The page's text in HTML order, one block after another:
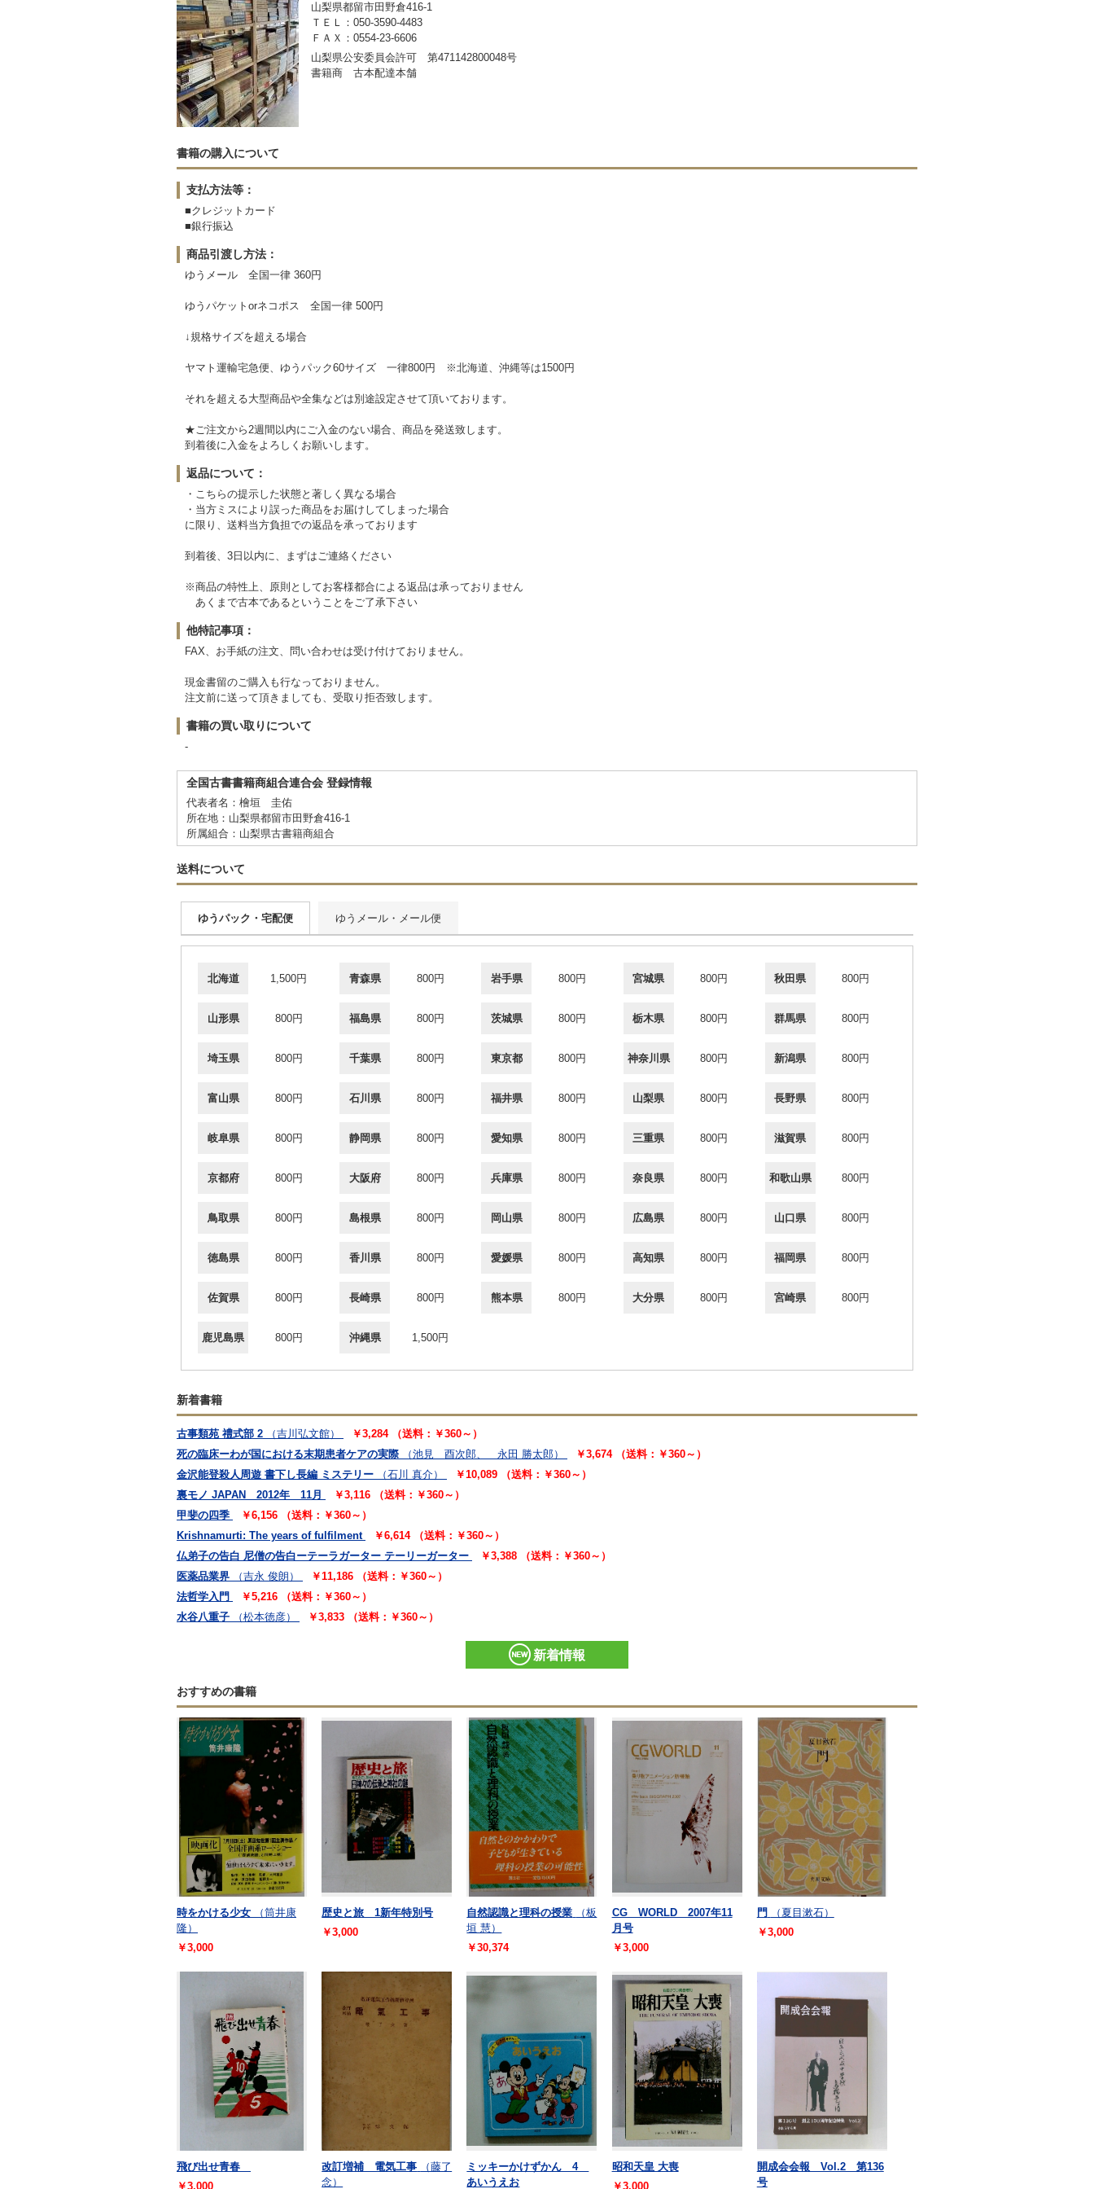
山梨県都留市田野倉416-1
ＴＥＬ：050-3590-4483
ＦＡＸ：0554-23-6606
山梨県公安委員会許可 第471142800048号
書籍商 古本配達本舗
書籍の購入について
支払方法等：
■クレジットカード
■銀行振込
商品引渡し方法：
ゆうメール 全国一律 360円
ゆうパケットorネコポス 全国一律 500円
↓規格サイズを超える場合
ヤマト運輸宅急便、ゆうパック60サイズ 一律800円 ※北海道、沖縄等は1500円
それを超える大型商品や全集などは別途設定させて頂いております。
★ご注文から2週間以内にご入金のない場合、商品を発送致します。
到着後に入金をよろしくお願いします。
返品について：
・こちらの提示した状態と著しく異なる場合
・当方ミスにより誤った商品をお届けしてしまった場合
に限り、送料当方負担での返品を承っております
到着後、3日以内に、まずはご連絡ください
※商品の特性上、原則としてお客様都合による返品は承っておりません
あくまで古本であるということをご了承下さい
他特記事項：
FAX、お手紙の注文、問い合わせは受け付けておりません。
現金書留のご購入も行なっておりません。
注文前に送って頂きましても、受取り拒否致します。
書籍の買い取りについて
-
全国古書書籍商組合連合会 登録情報
代表者名：檜垣 圭佑
所在地：山梨県都留市田野倉416-1
所属組合：山梨県古書籍商組合
送料について
ゆうパック・宅配便 ゆうメール・メール便
北海道 1,500円 青森県 800円 岩手県 800円 宮城県 800円 秋田県 800円
山形県 800円 福島県 800円 茨城県 800円 栃木県 800円 群馬県 800円
埼玉県 800円 千葉県 800円 東京都 800円 神奈川県 800円 新潟県 800円
富山県 800円 石川県 800円 福井県 800円 山梨県 800円 長野県 800円
岐阜県 800円 静岡県 800円 愛知県 800円 三重県 800円 滋賀県 800円
京都府 800円 大阪府 800円 兵庫県 800円 奈良県 800円 和歌山県 800円
鳥取県 800円 島根県 800円 岡山県 800円 広島県 800円 山口県 800円
徳島県 800円 香川県 800円 愛媛県 800円 高知県 800円 福岡県 800円
佐賀県 800円 長崎県 800円 熊本県 800円 大分県 800円 宮崎県 800円
鹿児島県 800円 沖縄県 1,500円
新着書籍
古事類苑 禮式部 2 （吉川弘文館）
￥3,284 （送料：￥360～）
死の臨床ーわが国における末期患者ケアの実際
（池見 酉次郎、 永田 勝太郎）
￥3,674 （送料：￥360～）
金沢能登殺人周遊 書下し長編 ミステリー
（石川 真介）
￥10,089 （送料：￥360～）
裏モノ JAPAN 2012年 11月
￥3,116 （送料：￥360～）
甲斐の四季
￥6,156 （送料：￥360～）
Krishnamurti: The years of fulfilment
￥6,614 （送料：￥360～）
仏弟子の告白 尼僧の告白ーテーラガーター テーリーガーター
￥3,388 （送料：￥360～）
医薬品業界
（吉永 俊朗）
￥11,186 （送料：￥360～）
法哲学入門
￥5,216 （送料：￥360～）
水谷八重子
（松本徳彦） ￥3,833 （送料：￥360～）
新着情報
おすすめの書籍
時をかける少女
（筒井康
隆）
￥3,000
歴史と旅 1新年特別号
￥3,000
自然認識と理科の授業
（板
垣 慧）
￥30,374
CG WORLD 2007年11
月号
￥3,000
門
（夏目漱石）
￥3,000
飛び出せ青春
￥3,000
改訂増補 電気工事
（藤了
念）
ミッキーかけずかん 4
あいうえお
昭和天皇 大喪
￥3,000
開成会会報 Vol.2 第136
号